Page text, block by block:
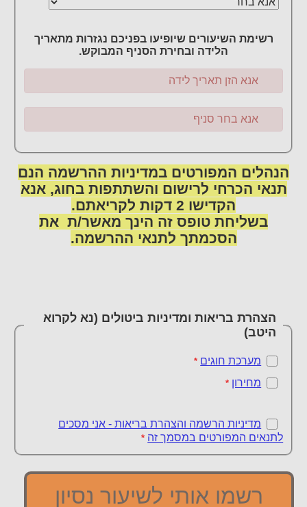
רשימת השיעורים שיופיעו בפניכם נגזרות מתאריך
הלידה ובחירת הסניף המבוקש.
אנא הזן תאריך לידה
אנא בחר סניף
הנהלים המפורטים במדיניות ההרשמה הנם
תנאי הכרחי לרישום והשתתפות בחוג, אנא
הקדישו 2 דקות לקריאתם.
בשליחת טופס זה הינך מאשר/ת את
הסכמתך לתנאי ההרשמה.
הצהרת בריאות ומדיניות ביטולים (נא לקרוא
היטב)
מערכת חוגים *
מחירון *
מדיניות הרשמה והצהרת בריאות - אני מסכים
לתנאים המפורטים במסמך זה *
רשמו אותי לשיעור נסיון